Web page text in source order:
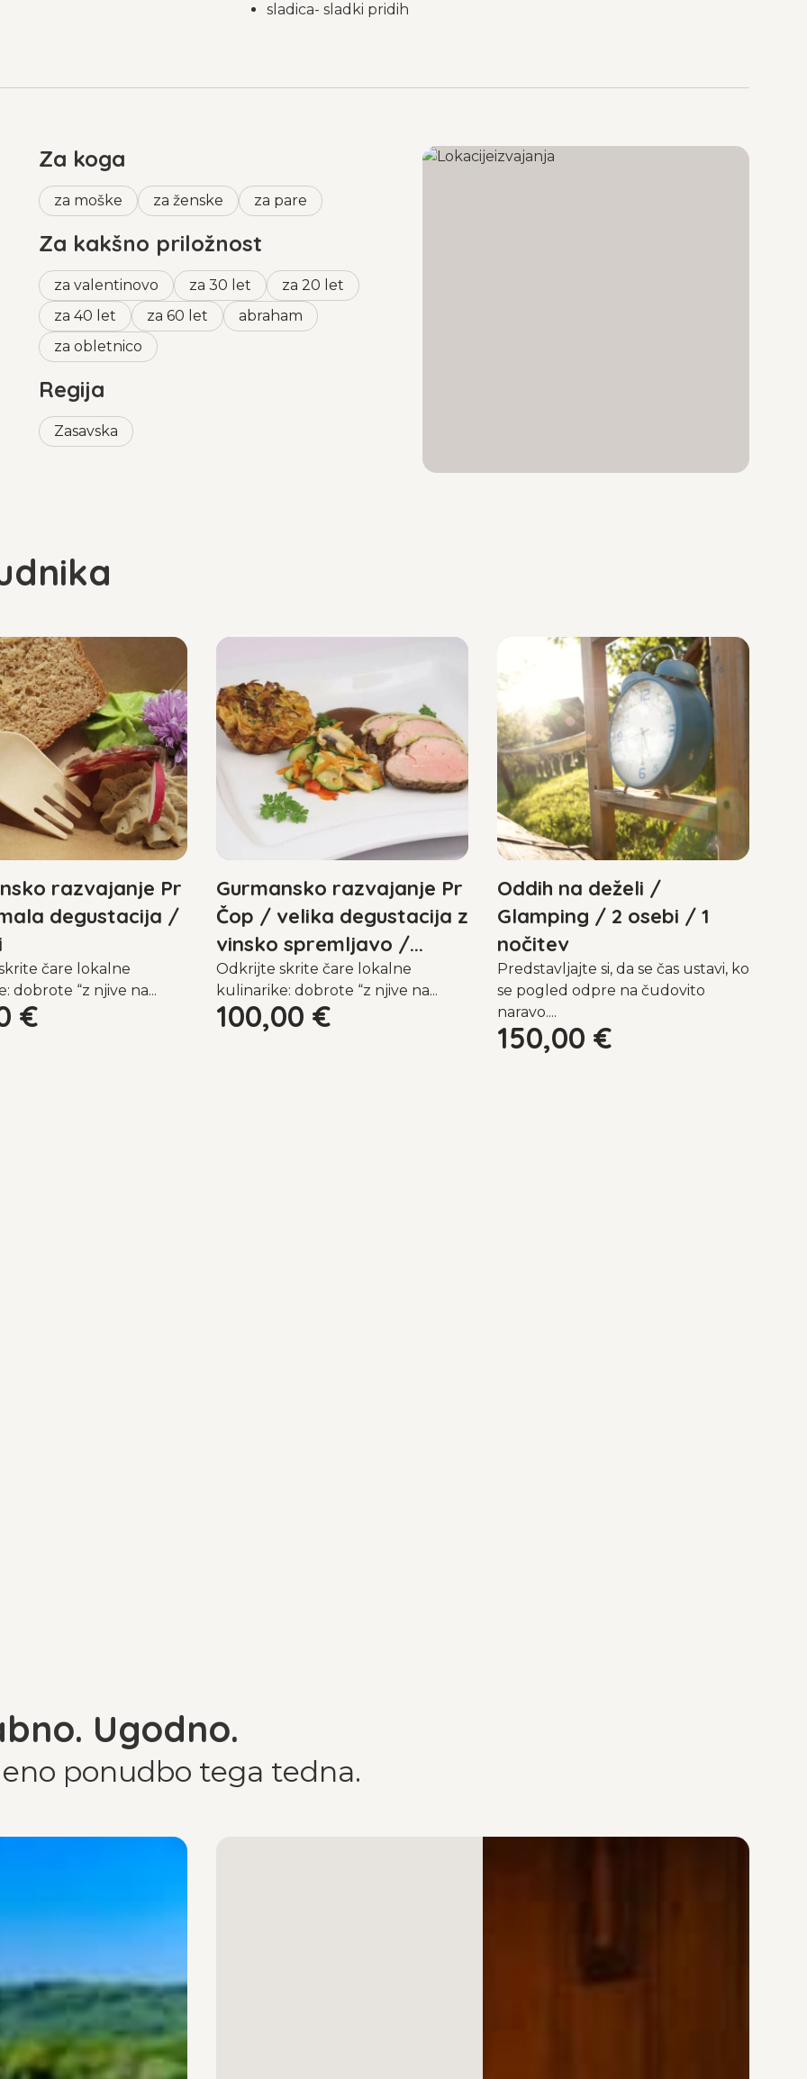
sladica- sladki pridih
Za koga
za moške za ženske za pare
Za kakšno priložnost
za valentinovo za 30 let
za 20 let
za 40 let
za 60 let
abraham
za obletnico
Regija
Zasavska
razvajanje Pr
degustacija /
čare lokalne
dobrote “z njive na...
€
Gurmansko razvajanje Pr
Čop / velika degustacija z
vinsko spremljavo /...
Odkrijte skrite čare lokalne
kulinarike: dobrote “z njive na...
100,00 €
Oddih na deželi /
Glamping / 2 osebi / 1
nočitev
Predstavljajte si, da se čas ustavi, ko
se pogled odpre na čudovito
naravo....
150,00 €
Ugodno.
ponudbo tega tedna.